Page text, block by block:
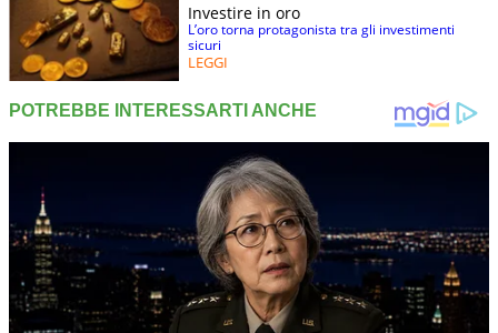
Investire in oro
L’oro torna protagonista tra gli investimenti
sicuri
LEGGI